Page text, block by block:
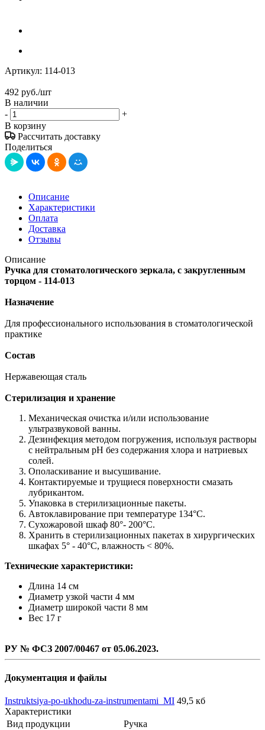
Артикул: 114-013
492 руб./шт
В наличии
-
+
В корзину
Рассчитать доставку
Поделиться
Описание
Характеристики
Оплата
Доставка
Отзывы
Описание
Ручка для стоматологического зеркала, с закругленным
торцом - 114-013
Назначение
Для профессионального использования в стоматологической
практике
Состав
Нержавеющая сталь
Стерилизация и хранение
Механическая очистка и/или использование
ультразвуковой ванны.
Дезинфекция методом погружения, используя растворы
с нейтральным pH без содержания хлора и натриевых
солей.
Ополаскивание и высушивание.
Контактируемые и трущиеся поверхности смазать
лубрикантом.
Упаковка в стерилизационные пакеты.
Автоклавирование при температуре 134°С.
Сухожаровой шкаф 80°- 200°С.
Хранить в стерилизационных пакетах в хирургических
шкафах 5° - 40°С, влажность ˂ 80%.
Технические характеристики:
Длина 14 см
Диаметр узкой части 4 мм
Диаметр широкой части 8 мм
Вес 17 г
РУ № ФСЗ 2007/00467 от 05.06.2023.
Документация и файлы
Instruktsiya-po-ukhodu-za-instrumentami_MI 49,5 кб
Характеристики
Вид продукции
Ручка